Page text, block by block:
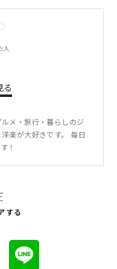
人
る
メ・旅行・暮らしのジ
楽が大好きです。 毎日
！
する